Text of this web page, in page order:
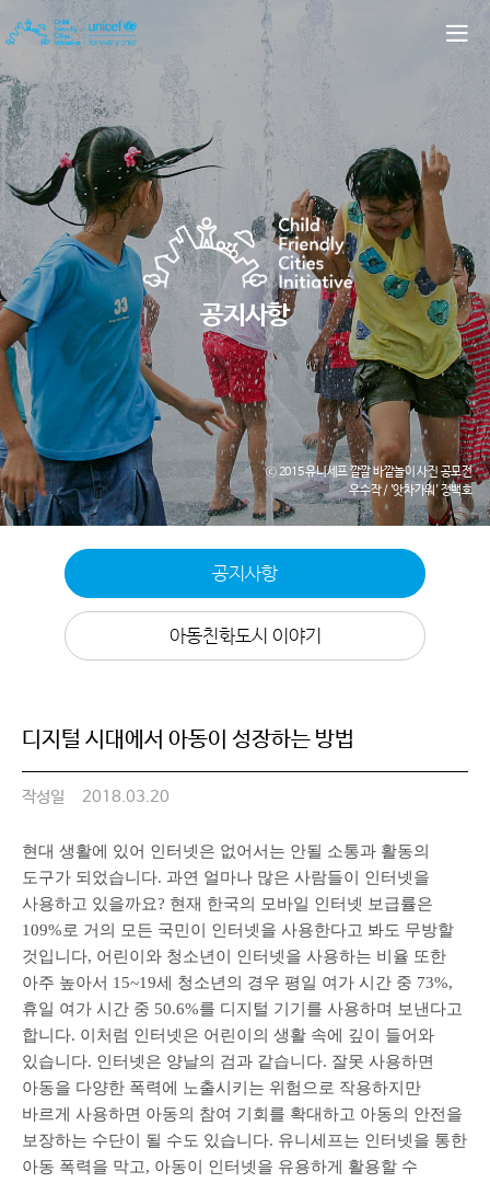
공지사항
ⓒ 2015 유니세프 깔깔 바깥놀이 사진 공모전
우수작 / '앗차가워' 정백호
공지사항
아동친화도시 이야기
디지털 시대에서 아동이 성장하는 방법
작성일 2018.03.20
현대 생활에 있어 인터넷은 없어서는 안될 소통과 활동의
도구가 되었습니다. 과연 얼마나 많은 사람들이 인터넷을
사용하고 있을까요? 현재 한국의 모바일 인터넷 보급률은
109%로 거의 모든 국민이 인터넷을 사용한다고 봐도 무방할
것입니다, 어린이와 청소년이 인터넷을 사용하는 비율 또한
아주 높아서 15~19세 청소년의 경우 평일 여가 시간 중 73%,
휴일 여가 시간 중 50.6%를 디지털 기기를 사용하며 보낸다고
합니다. 이처럼 인터넷은 어린이의 생활 속에 깊이 들어와
있습니다. 인터넷은 양날의 검과 같습니다. 잘못 사용하면
아동을 다양한 폭력에 노출시키는 위험으로 작용하지만
바르게 사용하면 아동의 참여 기회를 확대하고 아동의 안전을
보장하는 수단이 될 수도 있습니다. 유니세프는 인터넷을 통한
아동 폭력을 막고, 아동이 인터넷을 유용하게 활용할 수